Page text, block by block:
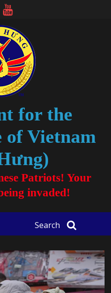
for the
of Vietnam
Patriots! Your
invaded!
Search